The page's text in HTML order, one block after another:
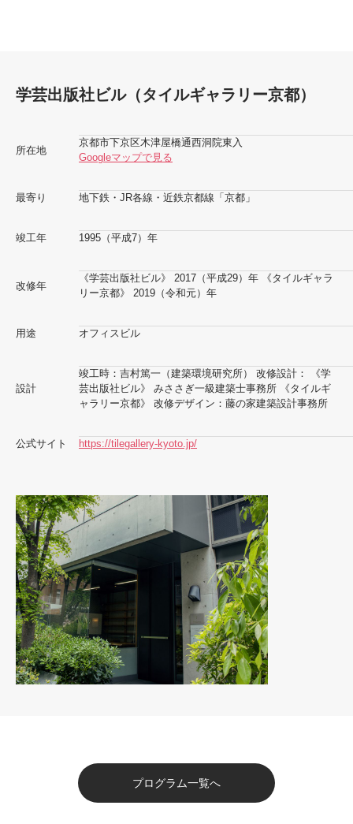
学芸出版社ビル（タイルギャラリー京都）
所在地
京都市下京区木津屋橋通西洞院東入
Googleマップで見る
最寄り 地下鉄・JR各線・近鉄京都線「京都」
竣工年 1995（平成7）年
改修年
《学芸出版社ビル》 2017（平成29）年 《タイルギャラ
リー京都》 2019（令和元）年
用途 オフィスビル
設計
竣工時：吉村篤一（建築環境研究所） 改修設計： 《学
芸出版社ビル》 みささぎ一級建築士事務所 《タイルギ
ャラリー京都》 改修デザイン：藤の家建築設計事務所
公式サイト https://tilegallery-kyoto.jp/
プログラム一覧へ